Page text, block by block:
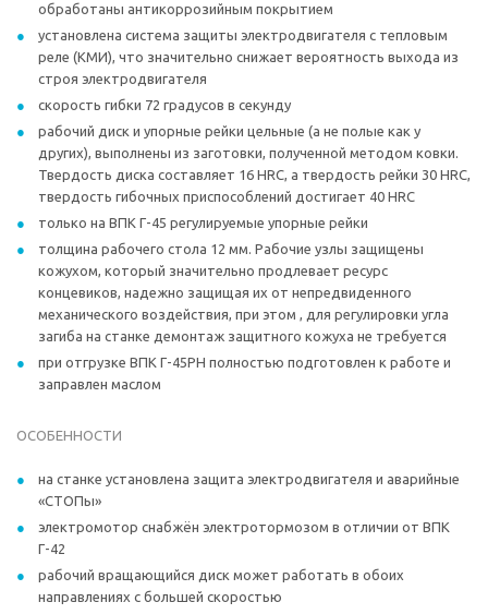
обработаны антикоррозийным покрытием
установлена система защиты электродвигателя с тепловым
реле (КМИ), что значительно снижает вероятность выхода из
строя электродвигателя
скорость гибки 72 градусов в секунду
рабочий диск и упорные рейки цельные (а не полые как у
других), выполнены из заготовки, полученной методом ковки.
Твердость диска составляет 16 HRC, а твердость рейки 30 HRC,
твердость гибочных приспособлений достигает 40 HRC
только на ВПК Г-45 регулируемые упорные рейки
толщина рабочего стола 12 мм. Рабочие узлы защищены
кожухом, который значительно продлевает ресурс
концевиков, надежно защищая их от непредвиденного
механического воздействия, при этом , для регулировки угла
загиба на станке демонтаж защитного кожуха не требуется
при отгрузке ВПК Г-45РН полностью подготовлен к работе и
заправлен маслом
ОСОБЕННОСТИ
на станке установлена защита электродвигателя и аварийные
«СТОПы»
электромотор снабжён электротормозом в отличии от ВПК
Г-42
рабочий вращающийся диск может работать в обоих
направлениях с большей скоростью